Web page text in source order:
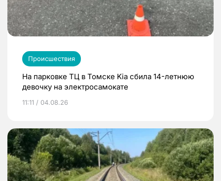
Происшествия
На парковке ТЦ в Томске Kia сбила 14-летнюю
девочку на электросамокате
11:11 / 04.08.26